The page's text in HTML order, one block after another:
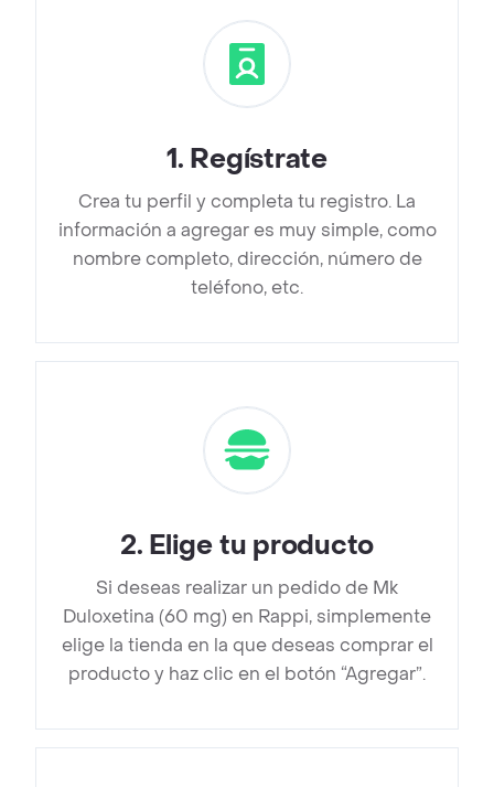
1. Regístrate
Crea tu perfil y completa tu registro. La
información a agregar es muy simple, como
nombre completo, dirección, número de
teléfono, etc.
2. Elige tu producto
Si deseas realizar un pedido de Mk
Duloxetina (60 mg) en Rappi, simplemente
elige la tienda en la que deseas comprar el
producto y haz clic en el botón “Agregar”.